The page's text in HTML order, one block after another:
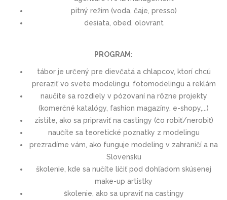
pitný režim (voda, čaje, presso)
desiata, obed, olovrant
PROGRAM:
tábor je určený pre dievčatá a chlapcov, ktorí chcú
preraziť vo svete modelingu, fotomodelingu a reklám
naučíte sa rozdiely v pózovaní na rôzne projekty
(komerčné katalógy, fashion magazíny, e-shopy,...)
zistíte, ako sa pripraviť na castingy (čo robiť/nerobiť)
naučíte sa teoretické poznatky z modelingu
prezradíme vám, ako funguje modeling v zahraničí a na
Slovensku
školenie, kde sa nučíte líčiť pod dohľadom skúsenej
make-up artistky
školenie, ako sa upraviť na castingy